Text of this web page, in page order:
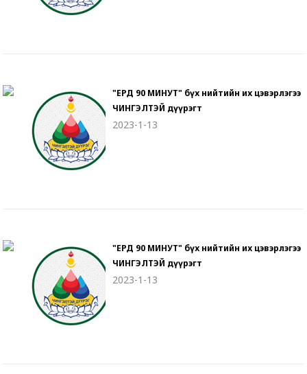
"ЕРДӨӨ 90 МИНУТ" бүх нийтийн их цэвэрлэгээ
ЧИНГЭЛТЭЙ дүүрэгт
2023-1-13
"ЕРДӨӨ 90 МИНУТ" бүх нийтийн их цэвэрлэгээ
ЧИНГЭЛТЭЙ дүүрэгт
2023-1-13